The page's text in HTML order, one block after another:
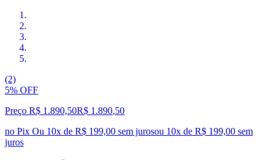
(2)
5% OFF
Preço R$ 1.890,50R$ 1.890,50
no Pix Ou 10x de R$ 199,00 sem jurosou 10x de R$ 199,00 sem
juros